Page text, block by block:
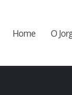
Home O